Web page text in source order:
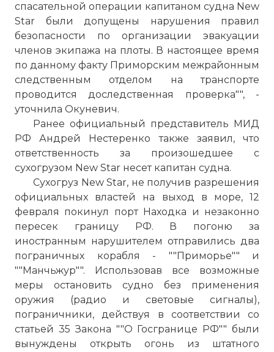
спасательной операции капитаном судна New
Star были допущены нарушения правил
безопасности по организации эвакуации
членов экипажа на плоты. В настоящее время
по данному факту Приморским межрайонным
следственным отделом на транспорте
проводится доследственная проверка"", -
уточнила Окуневич.
Ранее официальный представитель МИД
РФ Андрей Нестеренко также заявил, что
ответственность за произошедшее с
сухогрузом New Star несет капитан судна.
Сухогруз New Star, не получив разрешения
официальных властей на выход в море, 12
февраля покинул порт Находка и незаконно
пересек границу РФ. В погоню за
иностранным нарушителем отправились два
пограничных корабля - ""Приморье"" и
""Манчьжур"". Использовав все возможные
меры остановить судно без применения
оружия (радио и световые сигналы),
пограничники, действуя в соответствии со
статьей 35 Закона ""О Госгранице РФ"" были
вынуждены открыть огонь из штатного